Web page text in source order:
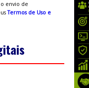
envio de
Termos de Uso e